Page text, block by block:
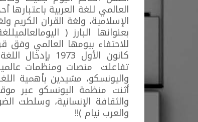
العالمي للغة العربية باعتبارها
الإسلامية، ولغة القران
بعنوانها البارز (
كانون الأول
تفاعلت منصات ومنظمات
واليونسكو، مشيدين بأهمية
أثنت منظمة اليونسكو عبر
والثقافة الإنسانية، وسلطت
والعرب نيام )!!